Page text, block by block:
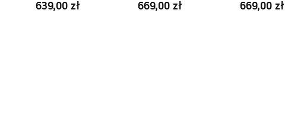
639,00 zł 669,00 zł 669,00 zł